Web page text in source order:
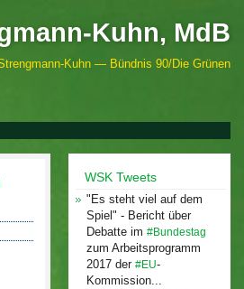
Kuhn, MdB
Kuhn — Bündnis 90/Die Grünen
WSK Tweets
"Es steht viel auf dem
Spiel" - Bericht über
Debatte im #Bundestag
zum Arbeitsprogramm
2017 der #EU-
Kommission...